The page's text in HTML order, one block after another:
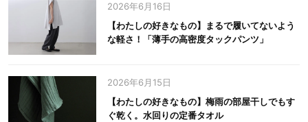
2026年6月16日
【わたしの好きなもの】まるで履いてないよう
な軽さ！「薄手の高密度タックパンツ」
2026年6月15日
【わたしの好きなもの】梅雨の部屋干しでもす
ぐ乾く。水回りの定番タオル